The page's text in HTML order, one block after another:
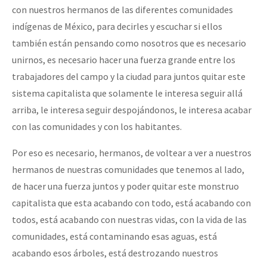
con nuestros hermanos de las diferentes comunidades
indígenas de México, para decirles y escuchar si ellos
también están pensando como nosotros que es necesario
unirnos, es necesario hacer una fuerza grande entre los
trabajadores del campo y la ciudad para juntos quitar este
sistema capitalista que solamente le interesa seguir allá
arriba, le interesa seguir despojándonos, le interesa acabar
con las comunidades y con los habitantes.
Por eso es necesario, hermanos, de voltear a ver a nuestros
hermanos de nuestras comunidades que tenemos al lado,
de hacer una fuerza juntos y poder quitar este monstruo
capitalista que esta acabando con todo, está acabando con
todos, está acabando con nuestras vidas, con la vida de las
comunidades, está contaminando esas aguas, está
acabando esos árboles, está destrozando nuestros